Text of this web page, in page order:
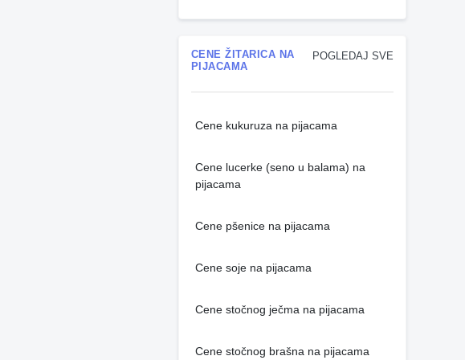
POGLEDAJ SVE
CENE ŽITARICA NA
PIJACAMA
Cene kukuruza na pijacama
Cene lucerke (seno u balama) na
pijacama
Cene pšenice na pijacama
Cene soje na pijacama
Cene stočnog ječma na pijacama
Cene stočnog brašna na pijacama